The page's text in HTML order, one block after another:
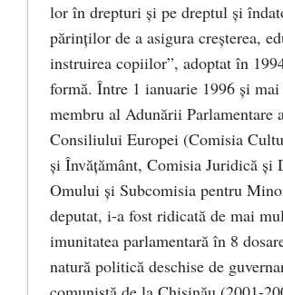
lor în drepturi şi pe dreptul şi
părinţilor de a asigura creşterea,
instruirea copiilor”, adoptat în
formă. Între 1 ianuarie 1996 și
membru al Adunării Parlamentare
Consiliului Europei (Comisia
şi Învăţământ, Comisia Juridică şi
Omului şi Subcomisia pentru
deputat, i-a fost ridicată de mai
imunitatea parlamentară în 8
natură politică deschise de